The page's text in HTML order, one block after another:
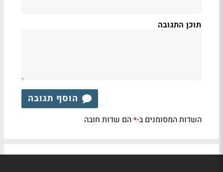
תוכן התגובה
הוסף תגובה
השדות המסומנים ב-*הם שדות חובה